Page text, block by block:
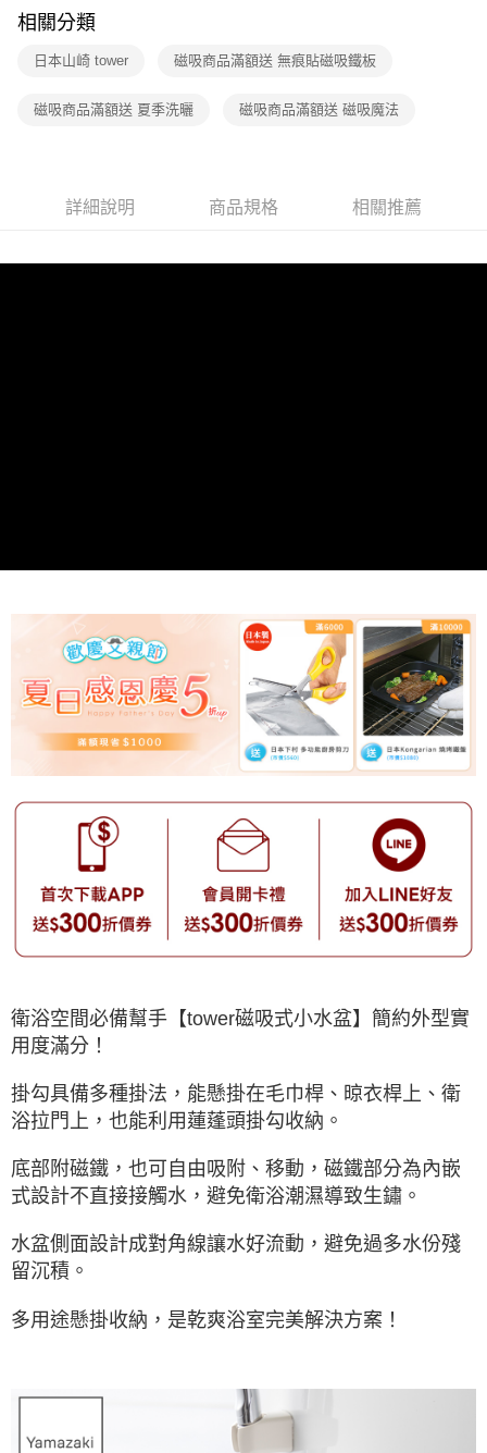
相關分類
日本山崎 tower 磁吸商品滿額送 無痕貼磁吸鐵板
磁吸商品滿額送 夏季洗曬 磁吸商品滿額送 磁吸魔法
詳細說明 商品規格 相關推薦
衛浴空間必備幫手【tower磁吸式小水盆】簡約外型實
用度滿分！
掛勾具備多種掛法，能懸掛在毛巾桿、晾衣桿上、衛
浴拉門上，也能利用蓮蓬頭掛勾收納。
底部附磁鐵，也可自由吸附、移動，磁鐵部分為內嵌
式設計不直接接觸水，避免衛浴潮濕導致生鏽。
水盆側面設計成對角線讓水好流動，避免過多水份殘
留沉積。
多用途懸掛收納，是乾爽浴室完美解決方案！